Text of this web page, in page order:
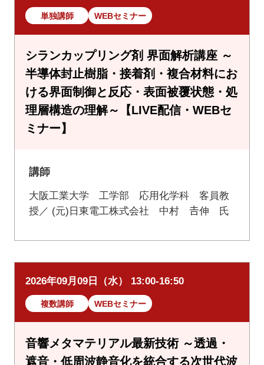
単独講師 WEBセミナー
シランカップリング剤 界面解析講座 ～
半導体封止樹脂・接着剤・複合材料にお
ける界面制御と反応・表面被覆状態・処
理層構造の理解～【LIVE配信・WEBセ
ミナー】
講師
大阪工業大学 工学部 応用化学科 客員教
授／ (元)日東電工株式会社 中村 𠮷伸 氏
2026年09月09日（水） 13:00-16:50
複数講師 WEBセミナー
音響メタマテリアル最新技術 ～透過・
遮音・低周波静音化を統合する次世代波